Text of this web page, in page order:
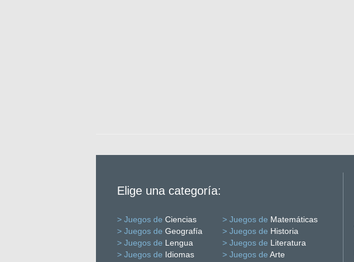
Elige una categoría:
> Juegos de Ciencias > Juegos de Matemáticas
> Juegos de Geografía > Juegos de Historia
> Juegos de Lengua > Juegos de Literatura
> Juegos de Idiomas > Juegos de Arte